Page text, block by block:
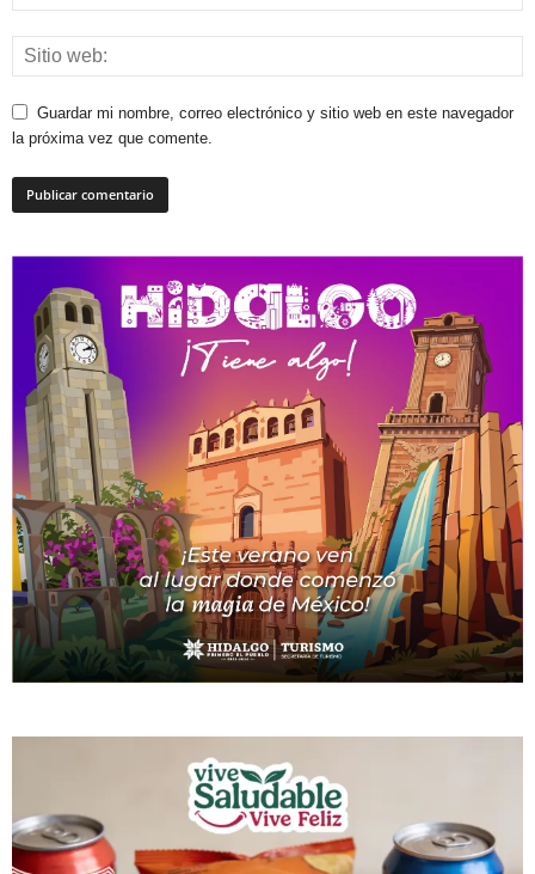
Guardar mi nombre, correo electrónico y sitio web en este navegador
la próxima vez que comente.